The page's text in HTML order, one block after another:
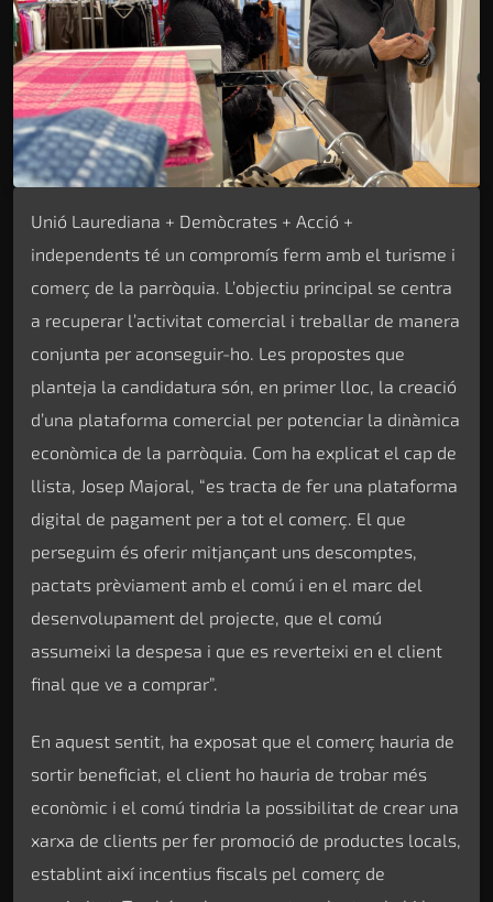
Unió Laurediana + Demòcrates + Acció +
independents té un compromís ferm amb el turisme i
comerç de la parròquia. L’objectiu principal se centra
a recuperar l’activitat comercial i treballar de manera
conjunta per aconseguir-ho. Les propostes que
planteja la candidatura són, en primer lloc, la creació
d’una plataforma comercial per potenciar la dinàmica
econòmica de la parròquia. Com ha explicat el cap de
llista, Josep Majoral, “es tracta de fer una plataforma
digital de pagament per a tot el comerç. El que
perseguim és oferir mitjançant uns descomptes,
pactats prèviament amb el comú i en el marc del
desenvolupament del projecte, que el comú
assumeixi la despesa i que es reverteixi en el client
final que ve a comprar”.
En aquest sentit, ha exposat que el comerç hauria de
sortir beneficiat, el client ho hauria de trobar més
econòmic i el comú tindria la possibilitat de crear una
xarxa de clients per fer promoció de productes locals,
establint així incentius fiscals pel comerç de